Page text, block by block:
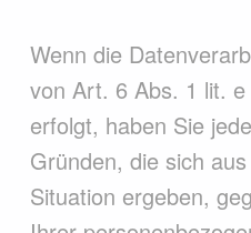
Wenn die
von Art. 6 Abs. 1 lit.
erfolgt, haben Sie
Gründen, die sich
Situation ergeben,